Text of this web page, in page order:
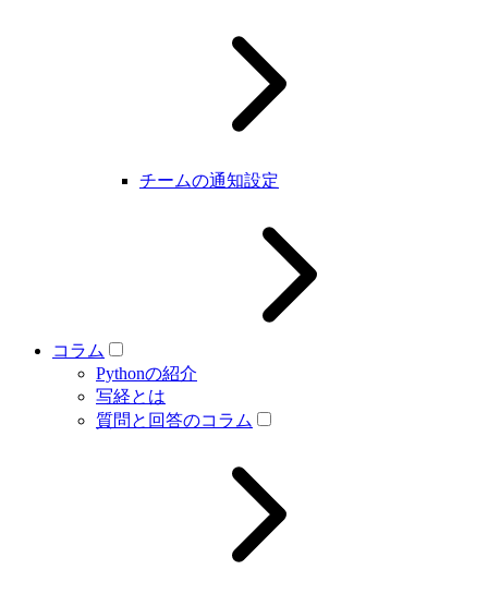
チームの通知設定
コラム
Pythonの紹介
写経とは
質問と回答のコラム